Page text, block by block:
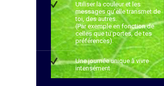
Utiliser la couleur et les
messages qu’elle transmet de
toi, des autres.
(Par exemple en fonction de
celles que tu portes, de tes
préférences).
Une journée unique à vivre
intensément